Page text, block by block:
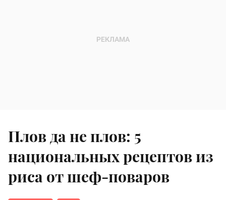
Плов да не плов: 5
национальных рецептов из
риса от шеф-поваров